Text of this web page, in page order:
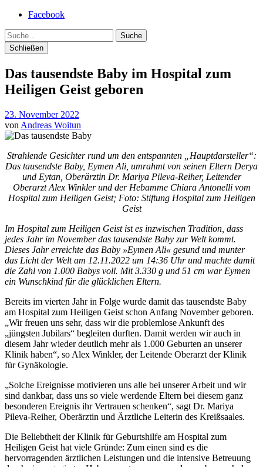
Facebook
Suche
Schließen
Das tausendste Baby im Hospital zum
Heiligen Geist geboren
23. November 2022
von Andreas Woitun
Strahlende Gesichter rund um den entspannten „Hauptdarsteller“:
Das tausendste Baby, Eymen Ali, umrahmt von seinen Eltern Derya
und Eytan, Oberärztin Dr. Mariya Pileva-Reiher, Leitender
Oberarzt Alex Winkler und der Hebamme Chiara Antonelli vom
Hospital zum Heiligen Geist; Foto: Stiftung Hospital zum Heiligen
Geist
Im Hospital zum Heiligen Geist ist es inzwischen Tradition, dass
jedes Jahr im November das tausendste Baby zur Welt kommt.
Dieses Jahr erreichte das Baby »Eymen Ali« gesund und munter
das Licht der Welt am 12.11.2022 um 14:36 Uhr und machte damit
die Zahl von 1.000 Babys voll. Mit 3.330 g und 51 cm war Eymen
ein Wunschkind für die glücklichen Eltern.
Bereits im vierten Jahr in Folge wurde damit das tausendste Baby
am Hospital zum Heiligen Geist schon Anfang November geboren.
„Wir freuen uns sehr, dass wir die problemlose Ankunft des
„jüngsten Jubilars“ begleiten durften. Damit werden wir auch in
diesem Jahr wieder deutlich mehr als 1.000 Geburten an unserer
Klinik haben“, so Alex Winkler, der Leitende Oberarzt der Klinik
für Gynäkologie.
„Solche Ereignisse motivieren uns alle bei unserer Arbeit und wir
sind dankbar, dass uns so viele werdende Eltern bei diesem ganz
besonderen Ereignis ihr Vertrauen schenken“, sagt Dr. Mariya
Pileva-Reiher, Oberärztin und Ärztliche Leiterin des Kreißsaales.
Die Beliebtheit der Klinik für Geburtshilfe am Hospital zum
Heiligen Geist hat viele Gründe: Zum einen sind es die
hervorragenden ärztlichen Leistungen und die intensive Betreuung